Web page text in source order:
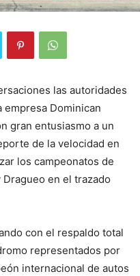
las autoridades
empresa Dominican
gran entusiasmo a un
de la velocidad en
los campeonatos de
en el trazado
con el respaldo total
representados por
internacional de autos